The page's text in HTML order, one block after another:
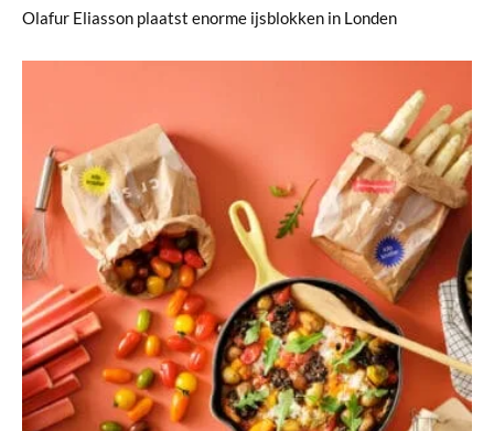
Olafur Eliasson plaatst enorme ijsblokken in Londen